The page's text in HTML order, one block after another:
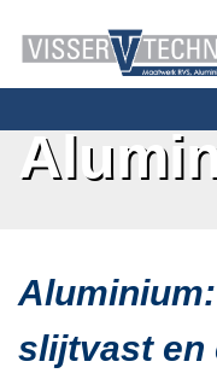
slijtvast en